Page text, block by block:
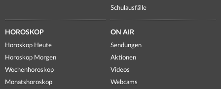
Schulausfälle
HOROSKOP
Horoskop Heute
Horoskop Morgen
Wochenhoroskop
Monatshoroskop
ON AIR
Sendungen
Aktionen
Videos
Webcams